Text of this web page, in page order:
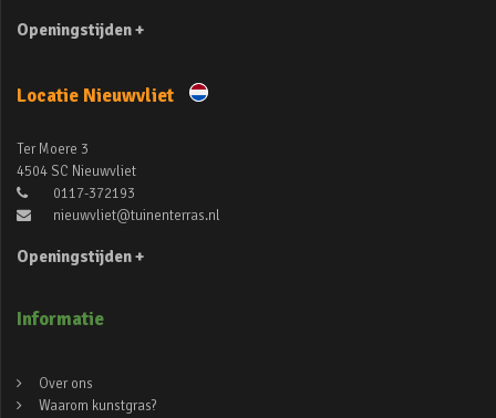
Openingstijden +
Locatie Nieuwvliet
Ter Moere 3
4504 SC Nieuwvliet
0117-372193
nieuwvliet@tuinenterras.nl
Openingstijden +
Informatie
Over ons
Waarom kunstgras?